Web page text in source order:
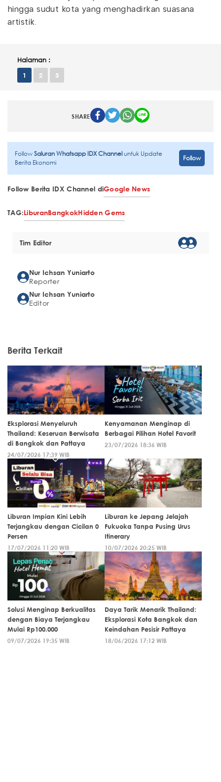
hingga sudut kota yang menghadirkan suasana
artistik.
Halaman :
1 2 3
SHARE
FollowSaluran Whatsapp IDX Channeluntuk Update
Berita Ekonomi
Follow
Follow Berita IDX Channel diGoogle News
TAG:LiburanBangkokHidden Gems
Tim Editor
Nur Ichsan Yuniarto
Reporter
Nur Ichsan Yuniarto
Editor
Berita Terkait
Eksplorasi Menyeluruh
Thailand: Keseruan Berwisata
di Bangkok dan Pattaya
24/07/2026 17:39 WIB
Kenyamanan Menginap di
Berbagai Pilihan Hotel Favorit
23/07/2026 18:36 WIB
Liburan Impian Kini Lebih
Terjangkau dengan Cicilan 0
Persen
17/07/2026 11:20 WIB
Liburan ke Jepang Jelajah
Fukuoka Tanpa Pusing Urus
Itinerary
10/07/2026 20:25 WIB
Solusi Menginap Berkualitas
dengan Biaya Terjangkau
Mulai Rp100.000
09/07/2026 19:35 WIB
Daya Tarik Menarik Thailand:
Eksplorasi Kota Bangkok dan
Keindahan Pesisir Pattaya
18/06/2026 17:12 WIB